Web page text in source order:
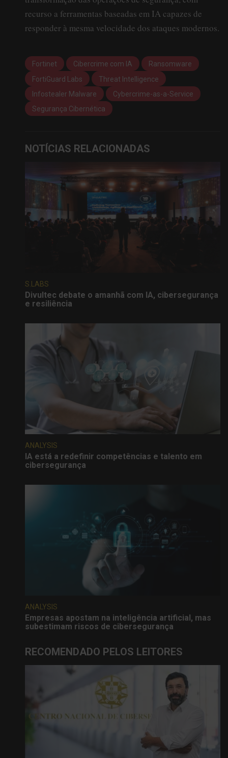
recurso a ferramentas baseadas em IA capazes de
responder à mesma velocidade dos ataques modernos.
Fortinet Cibercrime com IA
Ransomware
FortiGuard Labs
Threat Intelligence
Infostealer Malware
Cybercrime-as-a-Service
Segurança Cibernética
NOTÍCIAS RELACIONADAS
S.LABS
Divultec debate o amanhã com IA, cibersegurança
e resiliência
ANALYSIS
IA está a redefinir competências e talento em
cibersegurança
ANALYSIS
Empresas apostam na inteligência artificial, mas
subestimam riscos de cibersegurança
RECOMENDADO PELOS LEITORES